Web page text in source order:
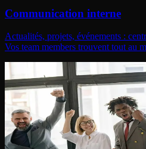
Communication interne
Actualités, projets, événements :
Vos team members trouvent tout au